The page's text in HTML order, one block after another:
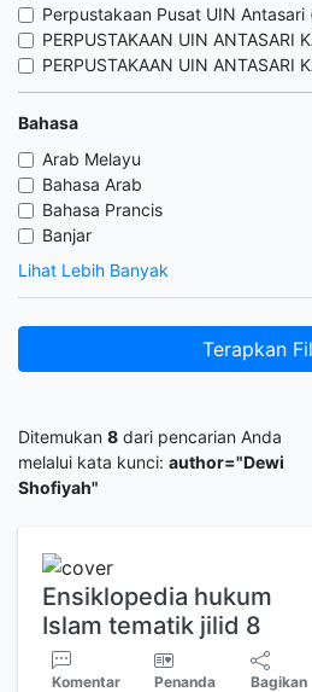
Perpustakaan Pusat UIN
PERPUSTAKAAN UIN ANTASARI
PERPUSTAKAAN UIN ANTASARI
Bahasa
Arab Melayu
Bahasa Arab
Bahasa Prancis
Banjar
Lihat Lebih Banyak
Terapkan
Ditemukan 8 dari pencarian Anda
melalui kata kunci: author="Dewi
Shofiyah"
Ensiklopedia hukum
Islam tematik jilid 8
Komentar Penanda Bagikan